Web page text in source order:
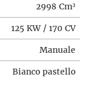
2998 Cm³
125 KW / 170 CV
Manuale
Bianco pastello